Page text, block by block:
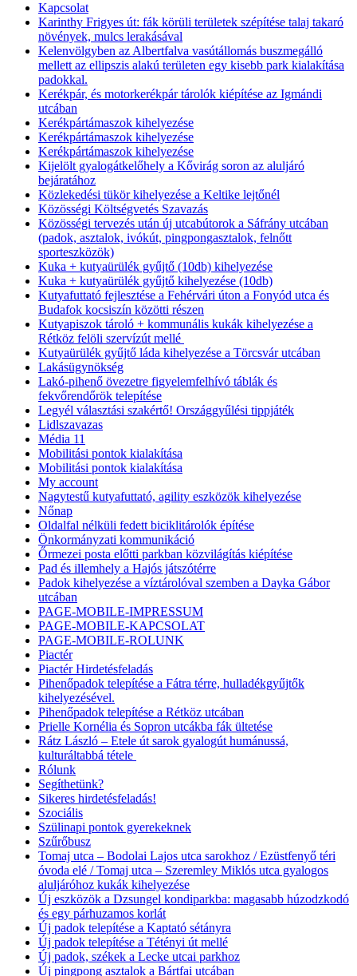
Kapcsolat
Karinthy Frigyes út: fák körüli területek szépítése talaj takaró
növények, mulcs lerakásával
Kelenvölgyben az Albertfalva vasútállomás buszmegálló
mellett az ellipszis alakú területen egy kisebb park kialakítása
padokkal.
Kerékpár, és motorkerékpár tárolók kiépítése az Igmándi
utcában
Kerékpártámaszok kihelyezése
Kerékpártámaszok kihelyezése
Kerékpártámaszok kihelyezése
Kijelölt gyalogátkelőhely a Kővirág soron az aluljáró
bejáratához
Közlekedési tükör kihelyezése a Keltike lejtőnél
Közösségi Költségvetés Szavazás
Közösségi tervezés után új utcabútorok a Sáfrány utcában
(padok, asztalok, ivókút, pingpongasztalok, felnőtt
sporteszközök)
Kuka + kutyaürülék gyűjtő (10db) kihelyezése
Kuka + kutyaürülék gyűjtő kihelyezése (10db)
Kutyafuttató fejlesztése a Fehérvári úton a Fonyód utca és
Budafok kocsiszín közötti részen
Kutyapiszok tároló + kommunális kukák kihelyezése a
Rétköz felöli szervízút mellé
Kutyaürülék gyűjtő láda kihelyezése a Törcsvár utcában
Lakásügynökség
Lakó-pihenő övezetre figyelemfelhívó táblák és
fekvőrendőrök telepítése
Legyél választási szakértő! Országgyűlési tippjáték
Lidlszavazas
Média 11
Mobilitási pontok kialakítása
Mobilitási pontok kialakítása
My account
Nagytestű kutyafuttató, agility eszközök kihelyezése
Nőnap
Oldalfal nélküli fedett biciklitárolók építése
Önkormányzati kommunikáció
Őrmezei posta előtti parkban közvilágítás kiépítése
Pad és illemhely a Hajós játszótérre
Padok kihelyezése a víztárolóval szemben a Dayka Gábor
utcában
PAGE-MOBILE-IMPRESSUM
PAGE-MOBILE-KAPCSOLAT
PAGE-MOBILE-ROLUNK
Piactér
Piactér Hirdetésfeladás
Pihenőpadok telepítése a Fátra térre, hulladékgyűjtők
kihelyezésével.
Pihenőpadok telepítése a Rétköz utcában
Prielle Kornélia és Sopron utcákba fák ültetése
Rátz László – Etele út sarok gyalogút humánussá,
kulturáltabbá tétele
Rólunk
Segíthetünk?
Sikeres hirdetésfeladás!
Szociális
Szülinapi pontok gyerekeknek
Szűrőbusz
Tomaj utca – Bodolai Lajos utca sarokhoz / Ezüstfenyő téri
óvoda elé / Tomaj utca – Szeremley Miklós utca gyalogos
aluljáróhoz kukák kihelyezése
Új eszközök a Dzsungel kondiparkba: magasabb húzodzkodó
és egy párhuzamos korlát
Új padok telepítése a Kaptató sétányra
Új padok telepítése a Tétényi út mellé
Új padok, székek a Lecke utcai parkhoz
Új pingpong asztalok a Bártfai utcában